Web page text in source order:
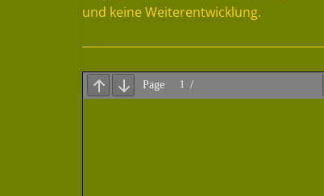
und keine Weiterentwicklung.